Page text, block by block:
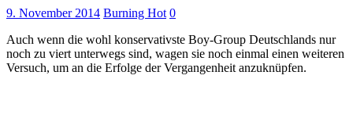
9. November 2014 Burning Hot 0
Auch wenn die wohl konservativste Boy-Group Deutschlands nur
noch zu viert unterwegs sind, wagen sie noch einmal einen weiteren
Versuch, um an die Erfolge der Vergangenheit anzuknüpfen.